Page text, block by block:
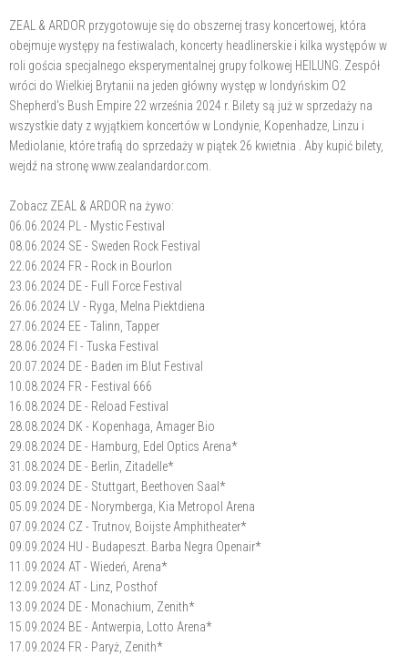
ZEAL & ARDOR przygotowuje się do obszernej trasy koncertowej, która
obejmuje występy na festiwalach, koncerty headlinerskie i kilka występów w
roli gościa specjalnego eksperymentalnej grupy folkowej HEILUNG. Zespół
wróci do Wielkiej Brytanii na jeden główny występ w londyńskim O2
Shepherd's Bush Empire 22 września 2024 r. Bilety są już w sprzedaży na
wszystkie daty z wyjątkiem koncertów w Londynie, Kopenhadze, Linzu i
Mediolanie, które trafią do sprzedaży w piątek 26 kwietnia . Aby kupić bilety,
wejdź na stronę www.zealandardor.com.
Zobacz ZEAL & ARDOR na żywo:
06.06.2024 PL - Mystic Festival
08.06.2024 SE - Sweden Rock Festival
22.06.2024 FR - Rock in Bourlon
23.06.2024 DE - Full Force Festival
26.06.2024 LV - Ryga, Melna Piektdiena
27.06.2024 EE - Talinn, Tapper
28.06.2024 FI - Tuska Festival
20.07.2024 DE - Baden im Blut Festival
10.08.2024 FR - Festival 666
16.08.2024 DE - Reload Festival
28.08.2024 DK - Kopenhaga, Amager Bio
29.08.2024 DE - Hamburg, Edel Optics Arena*
31.08.2024 DE - Berlin, Zitadelle*
03.09.2024 DE - Stuttgart, Beethoven Saal*
05.09.2024 DE - Norymberga, Kia Metropol Arena
07.09.2024 CZ - Trutnov, Boijste Amphitheater*
09.09.2024 HU - Budapeszt. Barba Negra Openair*
11.09.2024 AT - Wiedeń, Arena*
12.09.2024 AT - Linz, Posthof
13.09.2024 DE - Monachium, Zenith*
15.09.2024 BE - Antwerpia, Lotto Arena*
17.09.2024 FR - Paryż, Zenith*